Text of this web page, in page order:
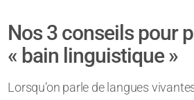
Nos 3 conseils pour
« bain linguistique »
Lorsqu’on parle de langues